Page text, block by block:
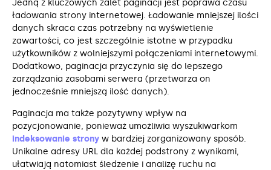
Jedną z kluczowych zalet paginacji jest poprawa czasu
ładowania strony internetowej. Ładowanie mniejszej ilości
danych skraca czas potrzebny na wyświetlenie
zawartości, co jest szczególnie istotne w przypadku
użytkowników z wolniejszymi połączeniami internetowymi.
Dodatkowo, paginacja przyczynia się do lepszego
zarządzania zasobami serwera (przetwarza on
jednocześnie mniejszą ilość danych).
Paginacja ma także pozytywny wpływ na
pozycjonowanie, ponieważ umożliwia wyszukiwarkom
indeksowanie strony w bardziej zorganizowany sposób.
Unikalne adresy URL dla każdej podstrony z wynikami,
ułatwiają natomiast śledzenie i analizę ruchu na